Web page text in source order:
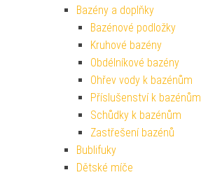
Bazény a doplňky
Bazénové podložky
Kruhové bazény
Obdélníkové bazény
Ohřev vody k bazénům
Příslušenství k bazénům
Schůdky k bazénům
Zastřešení bazénů
Bublifuky
Dětské míče